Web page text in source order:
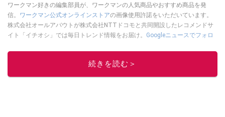
ワークマン好きの編集部員が、ワークマンの人気商品やおすすめ商品を発
信。 ワークマン公式オンラインストアの画像使用許諾をいただいています。
株式会社オールアバウトが株式会社NTTドコモと共同開設したレコメンドサ
イト「イチオシ」では毎日トレンド情報をお届け。 Googleニュースでフォロ
このイチオシストの他の記事を読む
続きを読む＞